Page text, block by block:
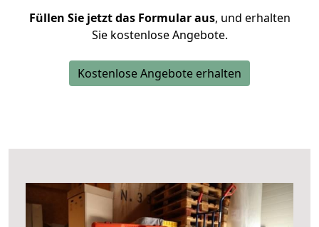
Füllen Sie jetzt das Formular aus, und erhalten
Sie kostenlose Angebote.
Kostenlose Angebote erhalten